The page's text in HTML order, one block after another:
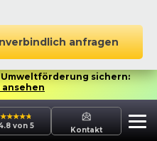
anfragen
sichern:
von 5 Kontakt